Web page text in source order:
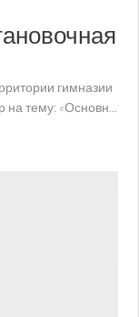
гимназии
тему: «Основн...